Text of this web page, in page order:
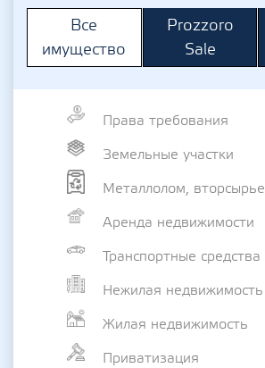
Все
имущество
Prozzoro
Sale
Права требования
Земельные участки
Металлолом, вторсырье
Аренда недвижимости
Транспортные средства
Нежилая недвижимость
Жилая недвижимость
Приватизация